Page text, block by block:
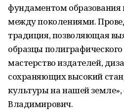
фундаментом
между поколениями.
традиция, позволяющая
образцы
мастерство издателей,
сохраняющих высокий
культуры на нашей
Владимирович.